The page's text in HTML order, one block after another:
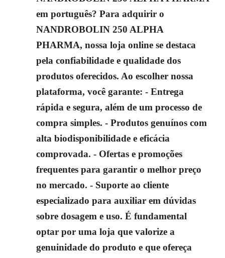
em português? Para adquirir o
NANDROBOLIN 250 ALPHA
PHARMA, nossa loja online se destaca
pela confiabilidade e qualidade dos
produtos oferecidos. Ao escolher nossa
plataforma, você garante: - Entrega
rápida e segura, além de um processo de
compra simples. - Produtos genuínos com
alta biodisponibilidade e eficácia
comprovada. - Ofertas e promoções
frequentes para garantir o melhor preço
no mercado. - Suporte ao cliente
especializado para auxiliar em dúvidas
sobre dosagem e uso. É fundamental
optar por uma loja que valorize a
genuinidade do produto e que ofereça